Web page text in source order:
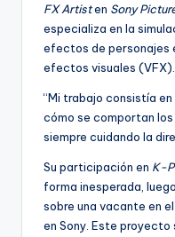
FX Artisten Sony
especializa en la
efectos de personajes
efectos visuales (VFX).
“Mi trabajo consistía
cómo se comportan
siempre cuidando la
Su participación en K-
forma inesperada,
sobre una vacante en
en Sony. Este